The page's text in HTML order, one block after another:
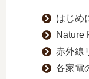
はじめ
Nature
赤外線
各家電